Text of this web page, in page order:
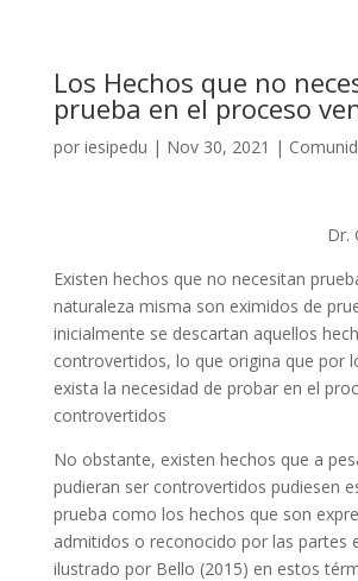
Los Hechos que no
prueba en el proceso
por iesipedu | Nov 30, 2021 |
Dr.
Existen hechos que no necesitan
naturaleza misma son eximidos de
inicialmente se descartan aquellos
controvertidos, lo que origina que por
exista la necesidad de probar en el
controvertidos
No obstante, existen hechos que a
pudieran ser controvertidos pudiesen
prueba como los hechos que son
admitidos o reconocido por las partes
ilustrado por Bello (2015) en estos